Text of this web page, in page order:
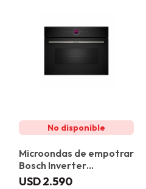
Microondas de empotrar
Bosch Inverter
CEG732XB1 Gourmet
USD2.590